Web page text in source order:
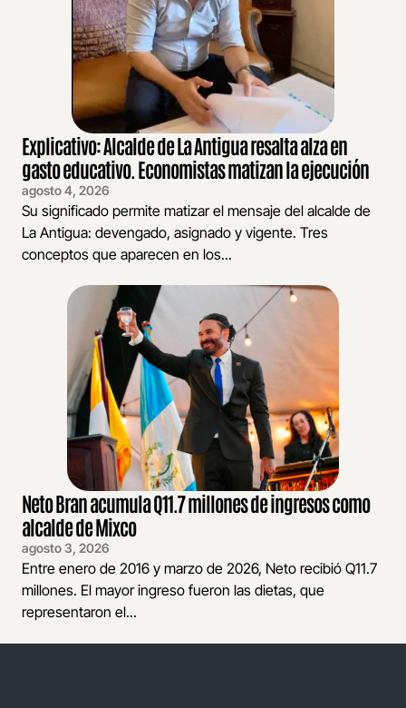
Explicativo: Alcalde de La Antigua resalta alza en
gasto educativo. Economistas matizan la ejecución
agosto 4, 2026
Su significado permite matizar el mensaje del alcalde de
La Antigua: devengado, asignado y vigente. Tres
conceptos que aparecen en los...
Neto Bran acumula Q11.7 millones de ingresos como
alcalde de Mixco
agosto 3, 2026
Entre enero de 2016 y marzo de 2026, Neto recibió Q11.7
millones. El mayor ingreso fueron las dietas, que
representaron el...